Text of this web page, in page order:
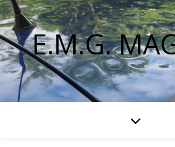
E.M.G.